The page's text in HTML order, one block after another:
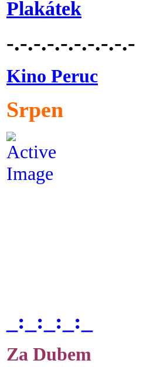
Plakátek
-.-.-.-.-.-.-.-.-.-
Kino Peruc
Srpen
_:_:_:_:_
Za Dubem